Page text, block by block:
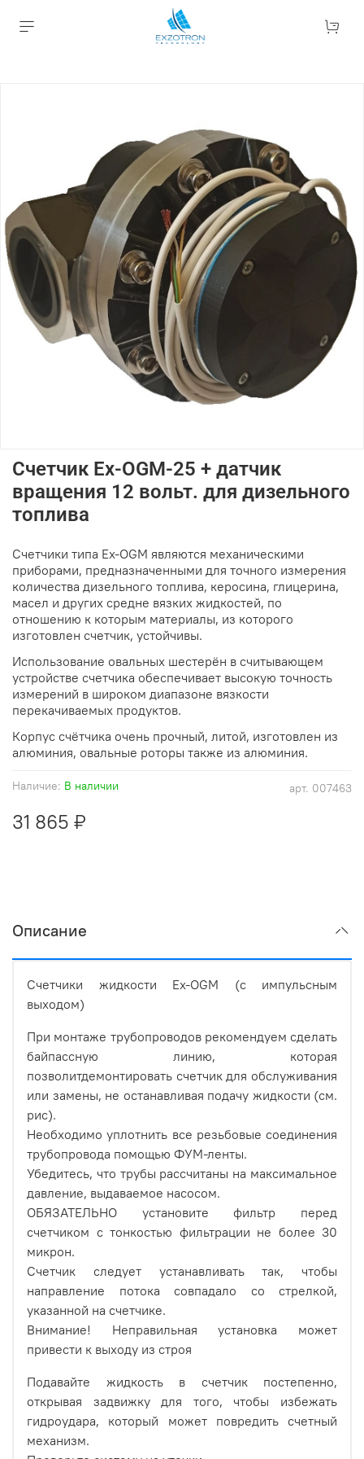
арт. 007463
Наличие: В наличии
Счетчик Ex-OGM-25 + датчик
вращения 12 вольт. для дизельного
топлива
31 865 ₽
Счетчики типа Ex-OGM являются механическими
приборами, предназначенными для точного измерения
количества дизельного топлива, керосина, глицерина,
масел и других средне вязких жидкостей, по
отношению к которым материалы, из которого
изготовлен счетчик, устойчивы.
Использование овальных шестерён в считывающем
устройстве счетчика обеспечивает высокую точность
измерений в широком диапазоне вязкости
перекачиваемых продуктов.
Корпус счётчика очень прочный, литой, изготовлен из
алюминия, овальные роторы также из алюминия.
Описание
Счетчики жидкости Ex-OGM (с импульсным
выходом)
При монтаже трубопроводов рекомендуем сделать
байпассную линию, которая
позволитдемонтировать счетчик для обслуживания
или замены, не останавливая подачу жидкости (см.
рис).
Необходимо уплотнить все резьбовые соединения
трубопровода помощью ФУМ-ленты.
Убедитесь, что трубы рассчитаны на максимальное
давление, выдаваемое насосом.
ОБЯЗАТЕЛЬНО установите фильтр перед
счетчиком с тонкостью фильтрации не более 30
микрон.
Счетчик следует устанавливать так, чтобы
направление потока совпадало со стрелкой,
указанной на счетчике.
Внимание! Неправильная установка может
привести к выходу из строя
Подавайте жидкость в счетчик постепенно,
открывая задвижку для того, чтобы избежать
гидроудара, который может повредить счетный
механизм.